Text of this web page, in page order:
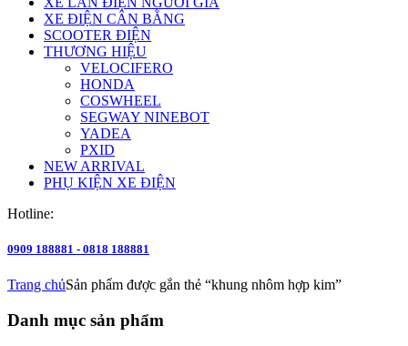
XE ĐIỆN CÂN BẰNG
SCOOTER ĐIỆN
THƯƠNG HIỆU
VELOCIFERO
HONDA
COSWHEEL
SEGWAY NINEBOT
YADEA
PXID
NEW ARRIVAL
PHỤ KIỆN XE ĐIỆN
Hotline:
0909 188881 - 0818 188881
Trang chủSản phẩm được gắn thẻ “khung nhôm hợp kim”
Danh mục sản phẩm